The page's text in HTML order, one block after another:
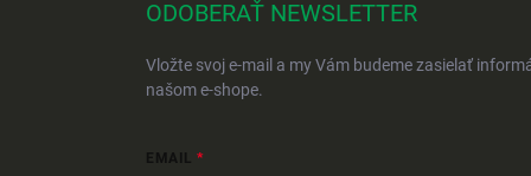
ODOBERAŤ NEWSLETTER
Vložte svoj e-mail a my Vám budeme zasielať
našom e-shope.
EMAIL